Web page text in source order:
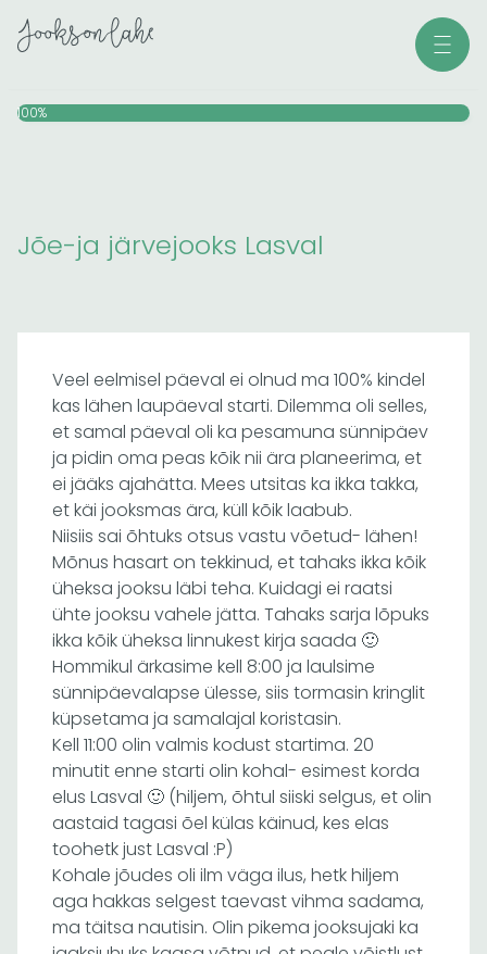
Skip
to
100%
Jõe-ja järvejooks Lasval
Veel eelmisel päeval ei olnud ma 100% kindel
kas lähen laupäeval starti. Dilemma oli selles,
et samal päeval oli ka pesamuna sünnipäev
ja pidin oma peas kõik nii ära planeerima, et
ei jääks ajahätta. Mees utsitas ka ikka takka,
et käi jooksmas ära, küll kõik laabub.
Niisiis sai õhtuks otsus vastu võetud- lähen!
Mõnus hasart on tekkinud, et tahaks ikka kõik
üheksa jooksu läbi teha. Kuidagi ei raatsi
ühte jooksu vahele jätta. Tahaks sarja lõpuks
ikka kõik üheksa linnukest kirja saada 🙂
Hommikul ärkasime kell 8:00 ja laulsime
sünnipäevalapse ülesse, siis tormasin kringlit
küpsetama ja samalajal koristasin.
Kell 11:00 olin valmis kodust startima. 20
minutit enne starti olin kohal- esimest korda
elus Lasval 🙂 (hiljem, õhtul siiski selgus, et olin
aastaid tagasi õel külas käinud, kes elas
toohetk just Lasval :P)
Kohale jõudes oli ilm väga ilus, hetk hiljem
aga hakkas selgest taevast vihma sadama,
ma täitsa nautisin. Olin pikema jooksujaki ka